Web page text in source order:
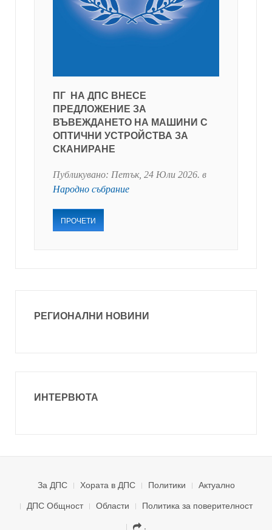
ПГ НА ДПС ВНЕСЕ
ПРЕДЛОЖЕНИЕ ЗА
ВЪВЕЖДАНЕТО НА МАШИНИ С
ОПТИЧНИ УСТРОЙСТВА ЗА
СКАНИРАНЕ
Публикувано: Петък, 24 Юли 2026. в
Народно събрание
ПРОЧЕТИ
РЕГИОНАЛНИ НОВИНИ
ИНТЕРВЮТА
За ДПС Хората в ДПС Политики
Актуално
ДПС Общност
Области
Политика за поверителност
.